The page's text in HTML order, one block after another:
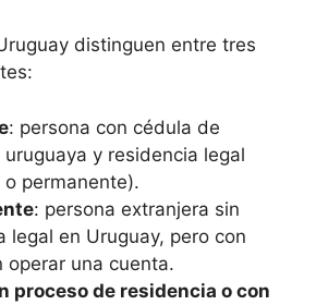
distinguen entre tres
: persona con cédula de
y residencia legal
permanente).
: persona extranjera sin
legal en Uruguay, pero con
operar una cuenta.
proceso de residencia o con